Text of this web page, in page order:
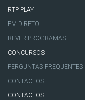
RTP PLAY
EM DIRETO
REVER PROGRAMAS
CONCURSOS
PERGUNTAS FREQUENTES
CONTACTOS
CONTACTOS